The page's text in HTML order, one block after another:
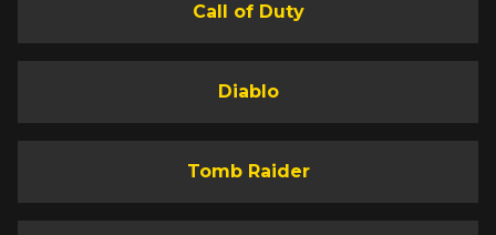
Call of Duty
Diablo
Tomb Raider